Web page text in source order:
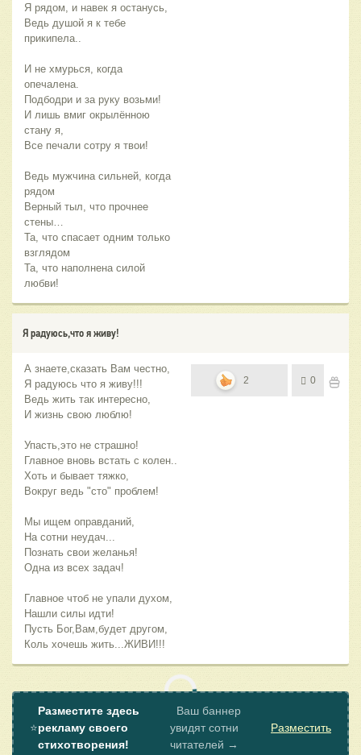
Я рядом, и навек я останусь,
Ведь душой я к тебе
прикипела..
И не хмурься, когда
опечалена.
Подбодри и за руку возьми!
И лишь вмиг окрылённою
стану я,
Все печали сотру я твои!
Ведь мужчина сильней, когда
рядом
Верный тыл, что прочнее
стены…
Та, что спасает одним только
взглядом
Та, что наполнена силой
любви!
Я радуюсь,что я живу!
А знаете,сказать Вам честно,
Я радуюсь что я живу!!!
Ведь жить так интересно,
И жизнь свою люблю!
Упасть,это не страшно!
Главное вновь встать с колен..
Хоть и бывает тяжко,
Вокруг ведь "сто" проблем!
Мы ищем оправданий,
На сотни неудач...
Познать свои желанья!
Одна из всех задач!
Главное чтоб не упали духом,
Нашли силы идти!
Пусть Бог,Вам,будет другом,
Коль хочешь жить...ЖИВИ!!!
2 0
⭐
Разместите здесь
рекламу своего
стихотворения!
Ваш баннер
увидят сотни
читателей →
Разместить